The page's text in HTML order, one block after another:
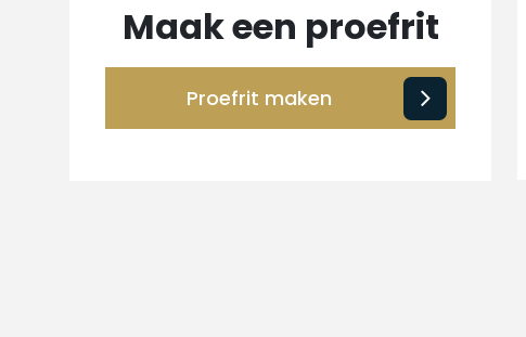
Maak een proefrit
Proefrit maken